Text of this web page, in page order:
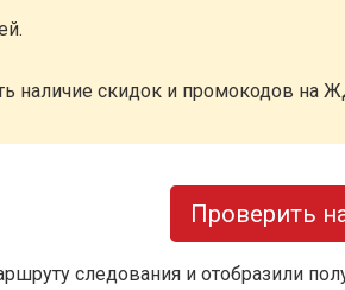
наличие скидок и промокодов на
Проверить
следования и отобразили